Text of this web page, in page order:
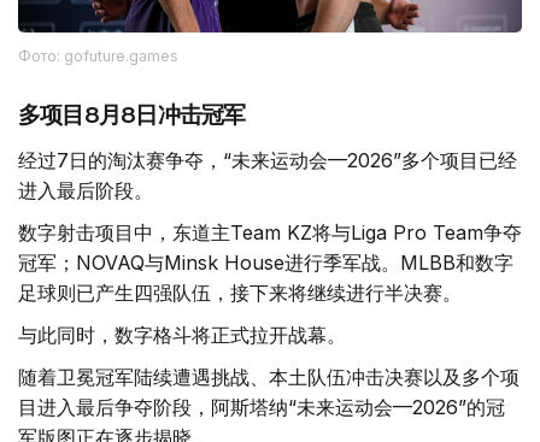
Фото: gofuture.games
多项目8月8日冲击冠军
经过7日的淘汰赛争夺，“未来运动会—2026”多个项目已经
进入最后阶段。
数字射击项目中，东道主Team KZ将与Liga Pro Team争夺
冠军；NOVAQ与Minsk House进行季军战。MLBB和数字
足球则已产生四强队伍，接下来将继续进行半决赛。
与此同时，数字格斗将正式拉开战幕。
随着卫冕冠军陆续遭遇挑战、本土队伍冲击决赛以及多个项
目进入最后争夺阶段，阿斯塔纳“未来运动会—2026”的冠